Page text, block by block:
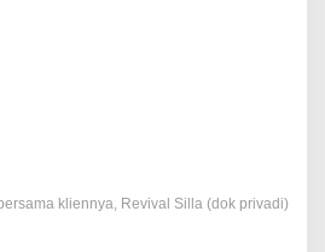
kliennya, Revival Silla (dok privadi)